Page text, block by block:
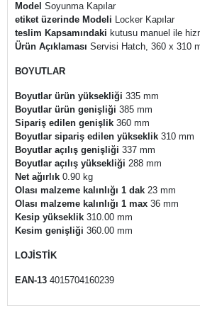
Model Soyunma Kapılar
etiket üzerinde Modeli Locker Kapılar
teslim Kapsamındaki kutusu manuel ile
Ürün Açıklaması Servisi Hatch, 360 x 310
BOYUTLAR
Boyutlar ürün yüksekliği 335 mm
Boyutlar ürün genişliği 385 mm
Sipariş edilen genişlik 360 mm
Boyutlar sipariş edilen yükseklik 310 mm
Boyutlar açılış genişliği 337 mm
Boyutlar açılış yüksekliği 288 mm
Net ağırlık 0.90 kg
Olası malzeme kalınlığı 1 dak 23 mm
Olası malzeme kalınlığı 1 max 36 mm
Kesip yükseklik 310.00 mm
Kesim genişliği 360.00 mm
LOJİSTİK
EAN-13 4015704160239